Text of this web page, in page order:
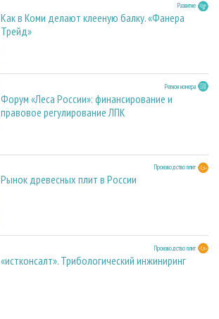
Развитие
Как в Коми делают клееную балку. «Фанера
Трейд»
Регион номера
Форум «Леса России»: финансирование и
правовое регулирование ЛПК
Производство плит
Рынок древесных плит в России
Производство плит
«истконсалт». Трибологический инжиниринг